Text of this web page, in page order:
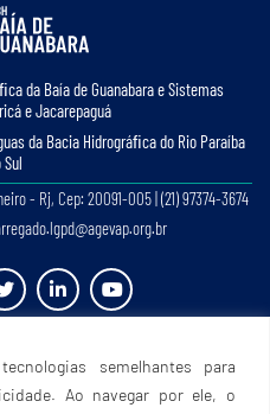
semelhantes para
Ao navegar por ele, o
da Baía de Guanabara e Sistemas
e Jacarepaguá
da Bacia Hidrográﬁca do Rio Paraíba
Sul
- Rj, Cep: 20091-005 | (21) 97374-3674